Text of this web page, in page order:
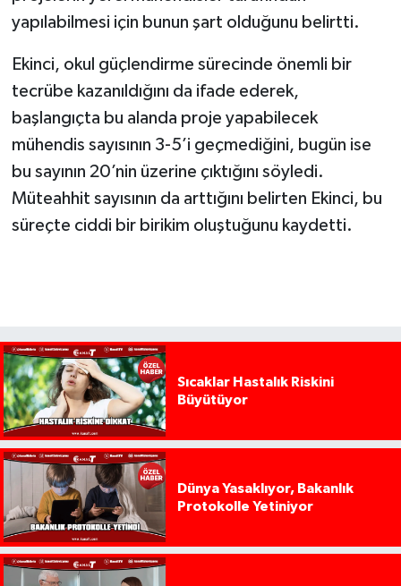
yapılabilmesi için bunun şart olduğunu belirtti.
Ekinci, okul güçlendirme sürecinde önemli bir
tecrübe kazanıldığını da ifade ederek,
başlangıçta bu alanda proje yapabilecek
mühendis sayısının 3-5’i geçmediğini, bugün ise
bu sayının 20’nin üzerine çıktığını söyledi.
Müteahhit sayısının da arttığını belirten Ekinci, bu
süreçte ciddi bir birikim oluştuğunu kaydetti.
Sıcaklar Hastalık Riskini
Büyütüyor
Dünya Yasaklıyor, Bakanlık
Protokolle Yetiniyor